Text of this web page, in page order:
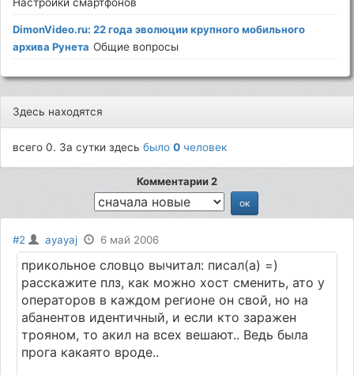
DimonVideo.ru: 22 года эволюции крупного мобильного
архива Рунета Общие вопросы
Здесь находятся
всего 0. За сутки здесьбыло0 человек
Комментарии 2
#2 ayayaj 6 май 2006
прикольное словцо вычитал: писал(а) =)
расскажите плз, как можно хост сменить, ато у
операторов в каждом регионе он свой, но на
абанентов идентичный, и если кто заражен
трояном, то акил на всех вешают.. Ведь была
прога какаято вроде..